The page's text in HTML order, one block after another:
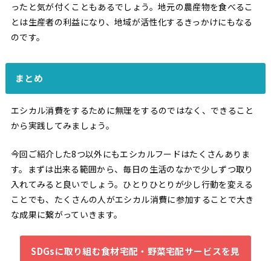
ったと気が付くこともあるでしょう。地元の農産物を食べるこ
とは生産者の利益になり、地域が活性化するきっかけにもなる
のです。
まとめ
エシカル消費をするために無理をするのではなく、できること
から実践してみましょう。
今回ご紹介した8つ以外にもエシカルフードはたくさんありま
す。まずは出来る範囲から、毎日の生活のなかで少しずつ取り
入れてみると良いでしょう。ひとりひとりが少し行動を変える
ことでも、たくさんの人がエシカル消費に参加することで大き
な成果に繋がっていきます。
SDGsに取り組む食材宅配・野菜宅配サービスを見